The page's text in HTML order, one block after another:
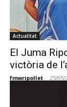
Actualitat
El Juma
victòria de
fmwripollet - 25/05/